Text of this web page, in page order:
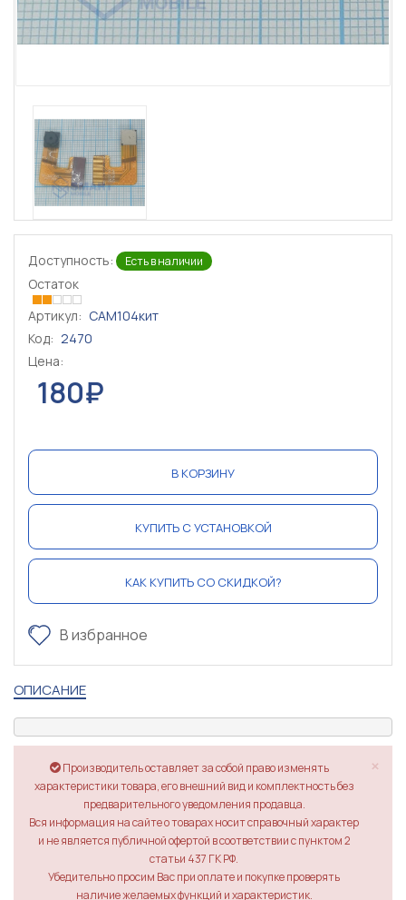
Доступность: Есть в наличии
Остаток
Артикул: CAM104кит
Код: 2470
Цена:
180₽
В КОРЗИНУ
КУПИТЬ С УСТАНОВКОЙ
КАК КУПИТЬ СО СКИДКОЙ?
В избранное
ОПИСАНИЕ
×
Производитель оставляет за собой право изменять
характеристики товара, его внешний вид и комплектность без
предварительного уведомления продавца.
Вся информация на сайте о товарах носит справочный характер
и не является публичной офертой в соответствии с пунктом 2
статьи 437 ГК РФ.
Убедительно просим Вас при оплате и покупке проверять
наличие желаемых функций и характеристик.